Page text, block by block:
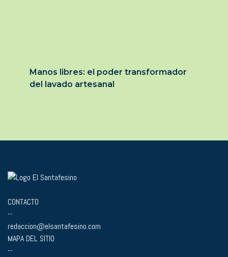
Manos libres: el poder transformador
del lavado artesanal
CONTACTO
--
redaccion@elsantafesino.com
MAPA DEL SITIO
--